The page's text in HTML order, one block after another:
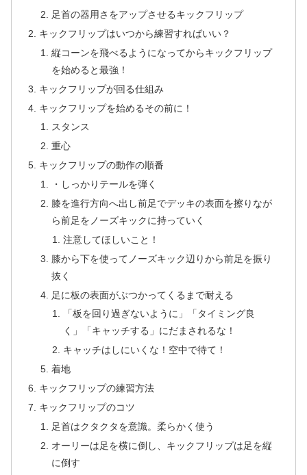
足首の器用さをアップさせるキックフリップ
キックフリップはいつから練習すればいい？
縦コーンを飛べるようになってからキックフリップ
を始めると最強！
キックフリップが回る仕組み
キックフリップを始めるその前に！
スタンス
重心
キックフリップの動作の順番
・しっかりテールを弾く
膝を進行方向へ出し前足でデッキの表面を擦りなが
ら前足をノーズキックに持っていく
注意してほしいこと！
膝から下を使ってノーズキック辺りから前足を振り
抜く
足に板の表面がぶつかってくるまで耐える
「板を回り過ぎないように」「タイミング良
く」「キャッチする」にだまされるな！
キャッチはしにいくな！空中で待て！
着地
キックフリップの練習方法
キックフリップのコツ
足首はクタクタを意識。柔らかく使う
オーリーは足を横に倒し、キックフリップは足を縦
に倒す